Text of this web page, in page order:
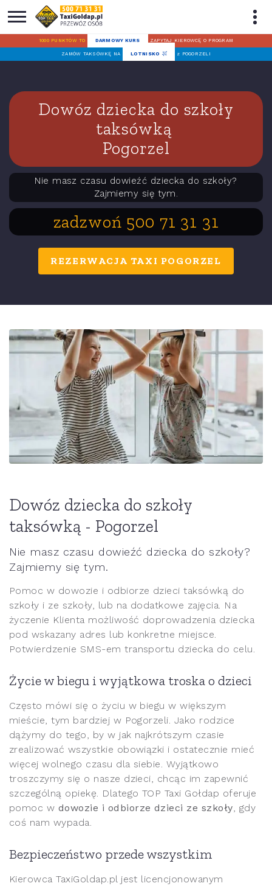
1000 PUNKTÓW TO DARMOWY KURS ZAPYTAJ KIEROWCĘ O PROGRAM
ZAMÓW TAKSÓWKĘ NA LOTNISKO z POGORZELI
Dowóz dziecka do szkoły
taksówką
Pogorzel
Nie masz czasu dowieźć dziecka do szkoły?
Zajmiemy się tym.
zadzwoń 500 71 31 31
REZERWACJA TAXI POGORZEL
Dowóz dziecka do szkoły
taksówką - Pogorzel
Nie masz czasu dowieźć dziecka do szkoły?
Zajmiemy się tym.
Pomoc w dowozie i odbiorze dzieci taksówką do
szkoły i ze szkoły, lub na dodatkowe zajęcia. Na
życzenie Klienta możliwość doprowadzenia dziecka
pod wskazany adres lub konkretne miejsce.
Potwierdzenie SMS-em transportu dziecka do celu.
Życie w biegu i wyjątkowa troska o dzieci
Często mówi się o życiu w biegu w większym
mieście, tym bardziej w Pogorzeli. Jako rodzice
dążymy do tego, by w jak najkrótszym czasie
zrealizować wszystkie obowiązki i ostatecznie mieć
więcej wolnego czasu dla siebie. Wyjątkowo
troszczymy się o nasze dzieci, chcąc im zapewnić
szczególną opiekę. Dlatego TOP Taxi Gołdap oferuje
pomoc w dowozie i odbiorze dzieci ze szkoły, gdy
coś nam wypada.
Bezpieczeństwo przede wszystkim
Kierowca TaxiGoldap.pl jest licencjonowanym